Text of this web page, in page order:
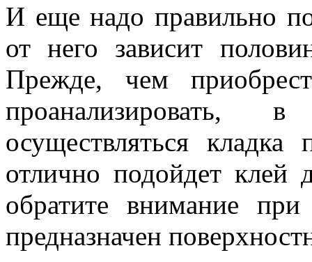
И еще надо правильно
от него зависит
Прежде, чем
осуществляться
отлично подойдет клей
обратите внимание
предназначен